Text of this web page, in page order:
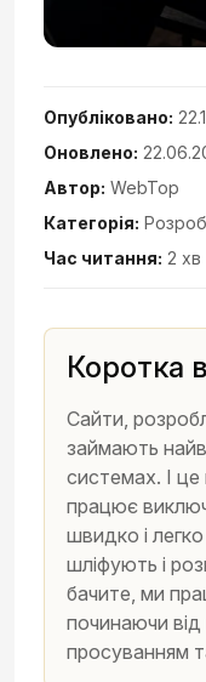
Опубліковано:
Оновлено:
Автор: WebTop
Категорія:
Час читання: 2 хв
Коротка
Сайти,
займають
системах. І
працює
швидко і
шліфують і
бачите, ми
починаючи від
просуванням